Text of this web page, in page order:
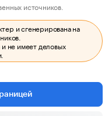
источников.
и сгенерирована на
и не имеет деловых